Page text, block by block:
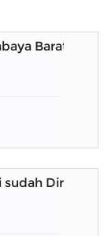
Barat
sudah